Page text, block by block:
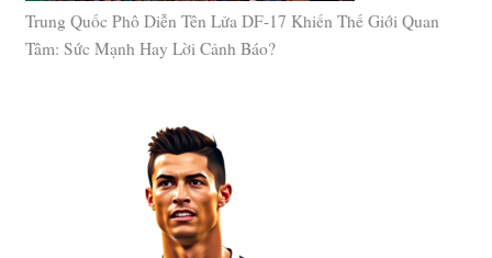
Trung Quốc Phô Diễn Tên Lửa DF-17 Khiến Thế Giới Quan
Tâm: Sức Mạnh Hay Lời Cảnh Báo?